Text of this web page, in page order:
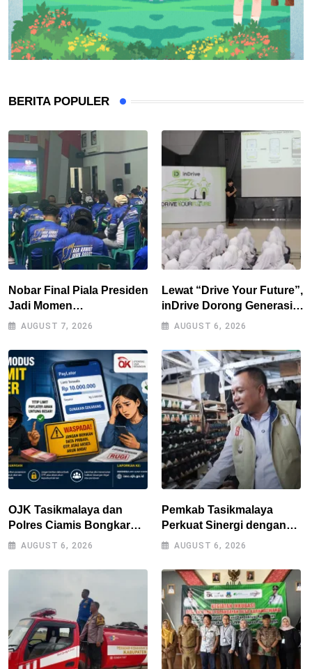
BERITA POPULER
Nobar Final Piala Presiden
Jadi Momen
Kebersamaan, Polres
Bobotoh dan Berbagai
Elemen Masyarakat
AUGUST 7, 2026
Lewat “Drive Your Future”,
inDrive Dorong Generasi
Muda Bandung Jadi
Lebih Bertanggung Jawab
AUGUST 6, 2026
OJK Tasikmalaya dan
Polres Ciamis Bongkar
Modus Penipuan Titip
Korban Tembus Rp500
AUGUST 6, 2026
Pemkab Tasikmalaya
Perkuat Sinergi dengan
Industri Lokal, Wabup
Zeintin
AUGUST 6, 2026